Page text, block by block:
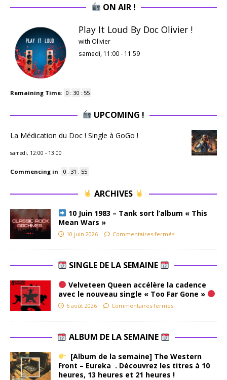
ON AIR !
Play It Loud By Doc Olivier !
with Olivier
samedi, 11:00- 11:59
Remaining Time: 0 : 30 : 54
UPCOMING !
La Médication du Doc ! Single à GoGo !
samedi, 12:00 - 13:00
Commencing in: 0 : 31 : 54
ARCHIVES
10 Juin 1983 – Tank sort l’album « This
Mean Wars »
10 juin 2026 Commentaires fermés
SINGLE DE LA SEMAINE
Velveteen Queen accélère la cadence
avec le nouveau single « Too Far Gone »
6 août 2026 Commentaires fermés
ALBUM DE LA SEMAINE
[Album de la semaine] The Western
Front – Eureka . Découvrez les titres à 10
heures, 13 heures et 21 heures !